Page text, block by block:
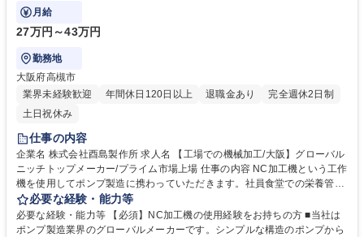
月給
27万円～43万円
勤務地
大阪府高槻市
業界未経験歓迎
年間休日120日以上 退職金あり
完全週休2日制
土日祝休み
仕事の内容
企業名 株式会社酉島製作所 求人名 【工場での機械加工/大阪】グローバル
ニッチトップメーカー/プライム市場上場 仕事の内容 NC加工機という工作
機を使用してポンプ製造に携わっていただきます。社員食堂での栄養管理
や看護師常駐の社内診療所など、健康に就業いただける環境を整えており
ます。 【大型ワーク加工の具体的業務】 ・加工に伴うクレーンを使用し
た反転作業 ・PC入力（作業日報、品質記録等） ・加工ワークに合わせた
必要な経験・能力等
必要な経験・能力等 【必須】NC加工機の使用経験をお持ちの方 ■当社は
ポンプ製造業界のグローバルメーカーです。シンプルな構造のポンプから